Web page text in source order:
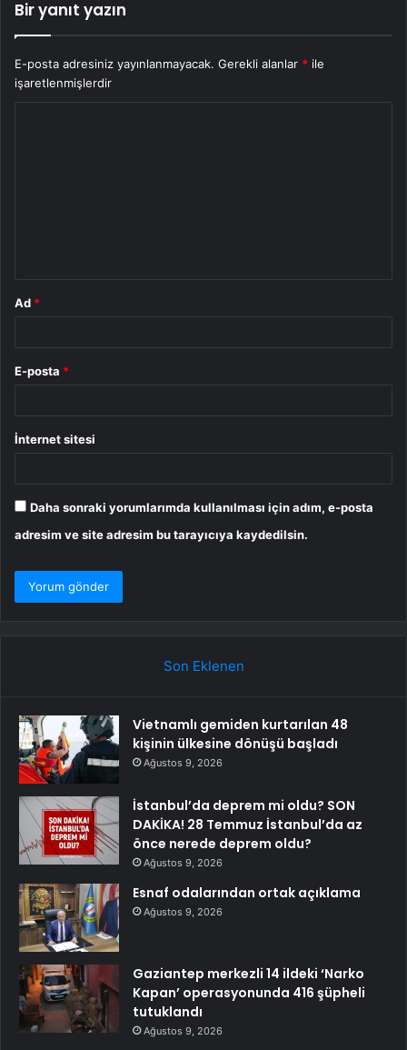
Bir yanıt yazın
E-posta adresiniz yayınlanmayacak. Gerekli alanlar * ile
işaretlenmişlerdir
Ad *
E-posta *
İnternet sitesi
Daha sonraki yorumlarımda kullanılması için adım, e-posta
adresim ve site adresim bu tarayıcıya kaydedilsin.
Son Eklenen
Vietnamlı gemiden kurtarılan 48
kişinin ülkesine dönüşü başladı
Ağustos 9, 2026
İstanbul’da deprem mi oldu? SON
DAKİKA! 28 Temmuz İstanbul’da az
önce nerede deprem oldu?
Ağustos 9, 2026
Esnaf odalarından ortak açıklama
Ağustos 9, 2026
Gaziantep merkezli 14 ildeki ‘Narko
Kapan’ operasyonunda 416 şüpheli
tutuklandı
Ağustos 9, 2026